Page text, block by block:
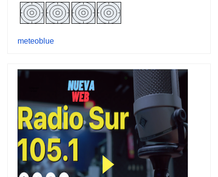
meteoblue